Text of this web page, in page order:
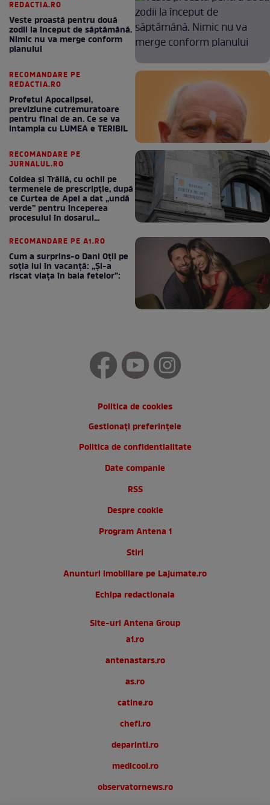
REDACTIA.RO
Veste proastă pentru două
zodii la început de săptămână.
Nimic nu va merge conform
planului
RECOMANDARE PE
REDACTIA.RO
Profetul Apocalipsei,
previziune cutremuratoare
pentru final de an. Ce se va
intampla cu LUMEA e TERIBIL
RECOMANDARE PE
JURNALUL.RO
Coldea și Trăilă, cu ochii pe
termenele de prescripție, după
ce Curtea de Apel a dat „undă
verde” pentru începerea
procesului în dosarul
RECOMANDARE PE A1.RO
Cum a surprins-o Dani Oțil pe
soția lui în vacanță: „Și-a
riscat viața în baia fetelor”:
Politica de cookies
Gestionați preferințele
Politica de confidentialitate
Date companie
RSS
Despre cookie
Program Antena 1
Stiri
Anunturi imobiliare pe Lajumate.ro
Echipa redactionala
Site-uri Antena Group
a1.ro
antenastars.ro
as.ro
catine.ro
chefi.ro
deparinti.ro
medicool.ro
observatornews.ro